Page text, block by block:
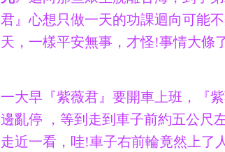
君』心想只做一天的功課迴向可能
天，一樣平安無事，才怪!事情大條
一大早『紫薇君』要開車上班，『
邊亂停 ，等到走到車子前約五公尺
走近一看，哇!車子右前輪竟然上了